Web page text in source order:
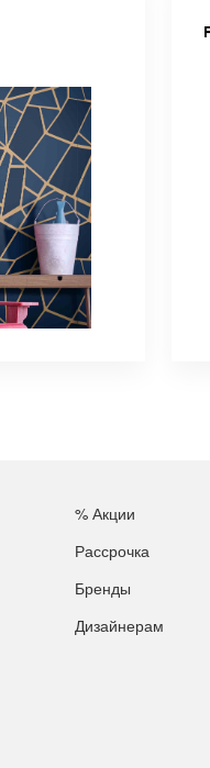
% Акции
Рассрочка
Бренды
Дизайнерам